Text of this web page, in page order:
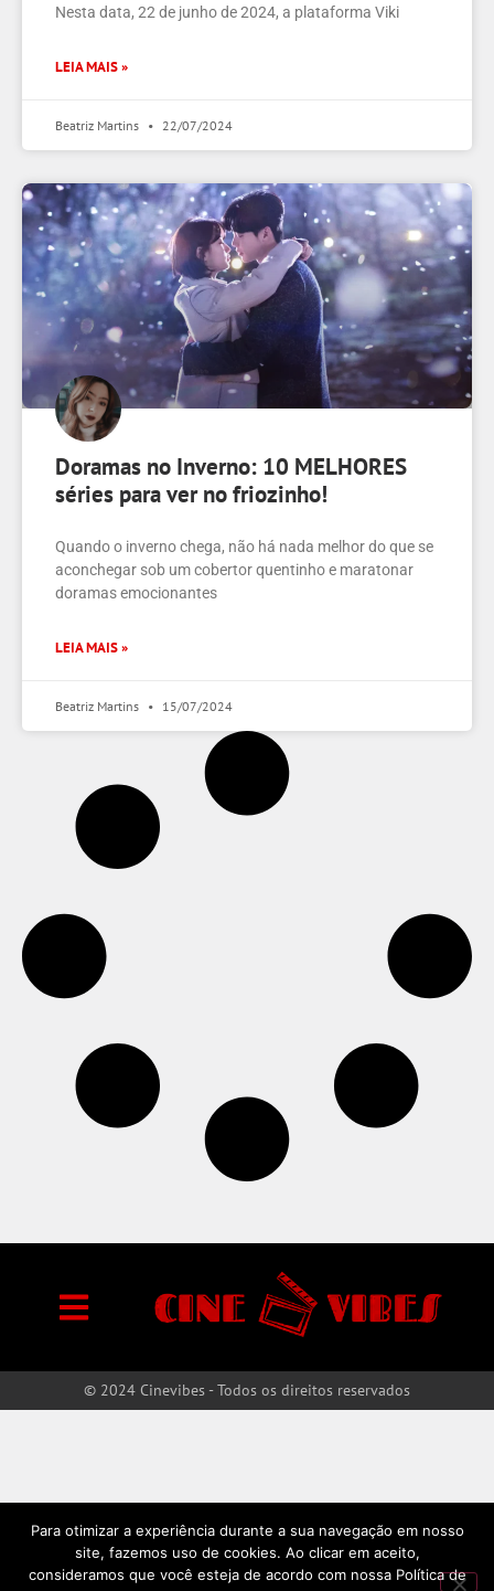
Nesta data, 22 de junho de 2024, a plataforma Viki
LEIA MAIS »
Beatriz Martins 22/07/2024
Doramas no Inverno: 10 MELHORES
séries para ver no friozinho!
Quando o inverno chega, não há nada melhor do que se
aconchegar sob um cobertor quentinho e maratonar
doramas emocionantes
LEIA MAIS »
Beatriz Martins 15/07/2024
© 2024 Cinevibes - Todos os direitos reservados
Para otimizar a experiência durante a sua navegação em nosso
site, fazemos uso de cookies. Ao clicar em aceito,
consideramos que você esteja de acordo com nossa Política de